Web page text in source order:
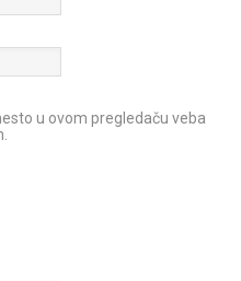
u ovom pregledaču veba